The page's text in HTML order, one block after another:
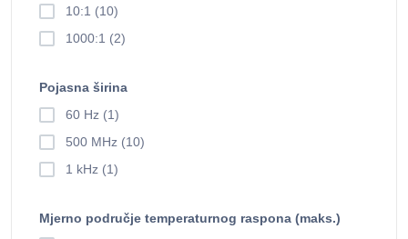
10:1 (10)
1000:1 (2)
Pojasna širina
60 Hz (1)
500 MHz (10)
1 kHz (1)
Mjerno područje temperaturnog raspona (maks.)